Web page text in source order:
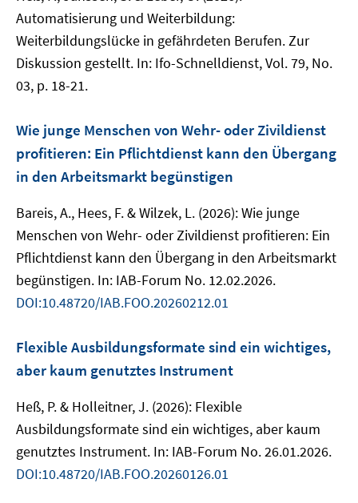
Automatisierung und Weiterbildung:
Weiterbildungslücke in gefährdeten Berufen. Zur
Diskussion gestellt. In: Ifo-Schnelldienst, Vol. 79, No.
03, p. 18-21.
Wie junge Menschen von Wehr- oder Zivildienst
profitieren: Ein Pflichtdienst kann den Übergang
in den Arbeitsmarkt begünstigen
Bareis, A., Hees, F. & Wilzek, L. (2026): Wie junge
Menschen von Wehr- oder Zivildienst profitieren: Ein
Pflichtdienst kann den Übergang in den Arbeitsmarkt
begünstigen. In: IAB-Forum No. 12.02.2026.
DOI:10.48720/IAB.FOO.20260212.01
Flexible Ausbildungsformate sind ein wichtiges,
aber kaum genutztes Instrument
Heß, P. & Holleitner, J. (2026): Flexible
Ausbildungsformate sind ein wichtiges, aber kaum
genutztes Instrument. In: IAB-Forum No. 26.01.2026.
DOI:10.48720/IAB.FOO.20260126.01